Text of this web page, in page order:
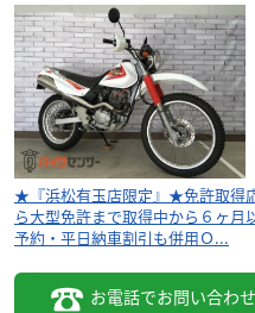
ホンダ
SL230 Renthalハンドル
本体価格:32.80万円（
☆良質な中古車販売☆ 「当
売台数累計６０００台オー
ます！ ☆低金利☆原付から
★『浜松有玉店限定』★免許取得
ら大型免許まで取得中から６ヶ
予約・平日納車割引も併用Ｏ...
お電話でお問い合わせ